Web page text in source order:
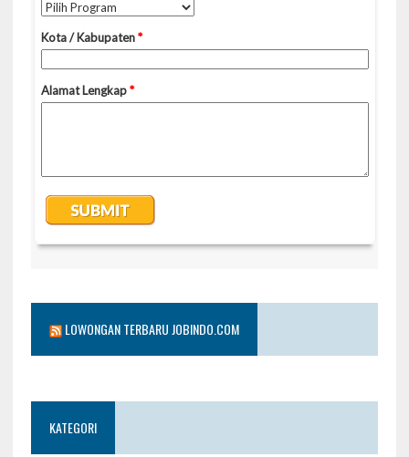
LOWONGAN TERBARU JOBINDO.COM
KATEGORI